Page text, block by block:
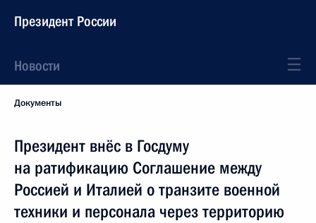
Президент России
Новости
Документы
Президент внёс в Госдуму
на ратификацию Соглашение между
Россией и Италией о транзите военной
техники и персонала через территорию